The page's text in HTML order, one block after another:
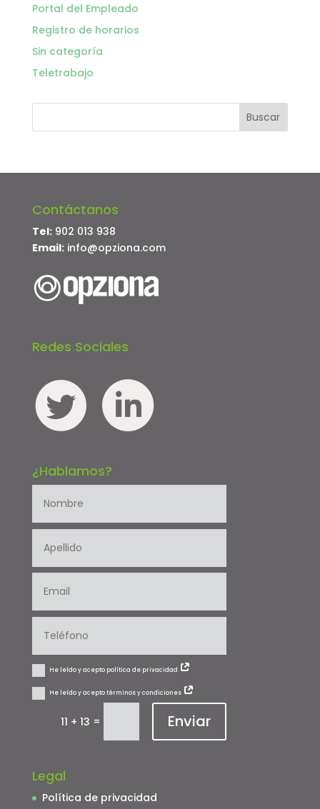
Portal del Empleado
Registro de horarios
Sin categoría
Teletrabajo
Contáctanos
Tel: 902 013 938
Email: info@opziona.com
Redes Sociales
¿Hablamos?
He leído y acepto política de privacidad
He leído y acepto términos y condiciones
11 + 13 = Enviar
Legal
Política de privacidad